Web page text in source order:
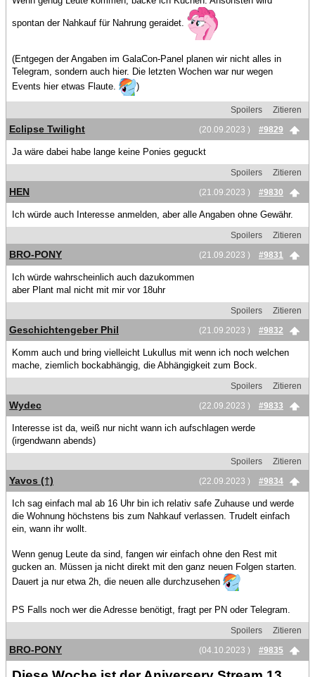
spontan der Nahkauf für Nahrung geraidet.
(Entgegen der Angaben im GalaCon-Panel planen wir nicht alles in
Telegram, sondern auch hier. Die letzten Wochen war nur wegen
Events hier etwas Flaute.
)
Spoilers
Zitieren
(20.09.2023 )
#9829
Eclipse Twilight
Ja wäre dabei habe lange keine Ponies geguckt
Spoilers
Zitieren
(21.09.2023 )
#9830
HEN
Ich würde auch Interesse anmelden, aber alle Angaben ohne Gewähr.
Spoilers
Zitieren
(21.09.2023 )
#9831
BRO-PONY
Ich würde wahrscheinlich auch dazukommen
aber Plant mal nicht mit mir vor 18uhr
Spoilers
Zitieren
(21.09.2023 )
#9832
Geschichtengeber Phil
Komm auch und bring vielleicht Lukullus mit wenn ich noch welchen
mache, ziemlich bockabhängig, die Abhängigkeit zum Bock.
Spoilers
Zitieren
(22.09.2023 )
#9833
Wydec
Interesse ist da, weiß nur nicht wann ich aufschlagen werde
(irgendwann abends)
Spoilers
Zitieren
(22.09.2023 )
#9834
Yavos (†)
Ich sag einfach mal ab 16 Uhr bin ich relativ safe Zuhause und werde
die Wohnung höchstens bis zum Nahkauf verlassen. Trudelt einfach
ein, wann ihr wollt.
Wenn genug Leute da sind, fangen wir einfach ohne den Rest mit
gucken an. Müssen ja nicht direkt mit den ganz neuen Folgen starten.
Dauert ja nur etwa 2h, die neuen alle durchzusehen
PS Falls noch wer die Adresse benötigt, fragt per PN oder Telegram.
Spoilers
Zitieren
(04.10.2023 )
#9835
BRO-PONY